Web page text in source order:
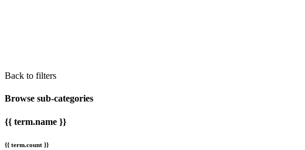
Back to filters
Browse sub-categories
{{ term.name }}
{{ term.count }}